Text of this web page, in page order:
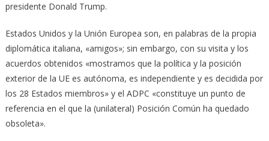
presidente Donald Trump.
Estados Unidos y la Unión Europea son, en palabras de la propia
diplomática italiana, «amigos»; sin embargo, con su visita y los
acuerdos obtenidos «mostramos que la política y la posición
exterior de la UE es autónoma, es independiente y es decidida por
los 28 Estados miembros» y el ADPC «constituye un punto de
referencia en el que la (unilateral) Posición Común ha quedado
obsoleta».